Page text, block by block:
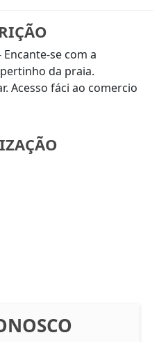
se com a
da praia.
Acesso fáci ao comercio